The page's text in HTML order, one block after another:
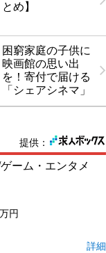
とめ】
困窮家庭の子供に
映画館の思い出
を！寄付で届ける
「シェアシネマ」
提供：
ーム・エンタメ
円
詳細